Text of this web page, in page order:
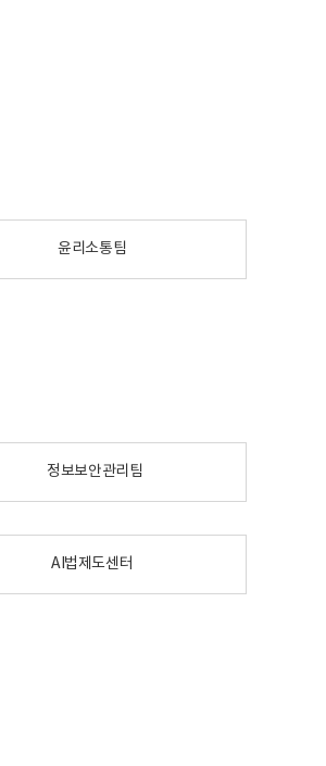
윤리소통팀
정보보안관리팀
AI법제도센터